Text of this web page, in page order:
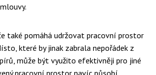
také pomáhá udržovat pracovní prostor
které by jinak zabrala nepořádek z
může být využito efektivněji pro jiné